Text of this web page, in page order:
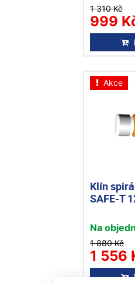
1 310 Kč
999
Akce
Klín
SAFE-T
Na
1 880 Kč
1 556